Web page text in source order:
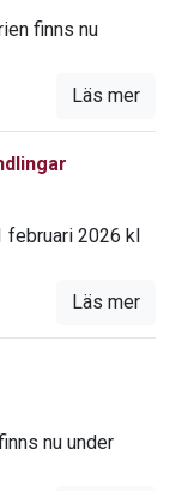
finns nu
Läs mer
februari 2026 kl
Läs mer
nu under